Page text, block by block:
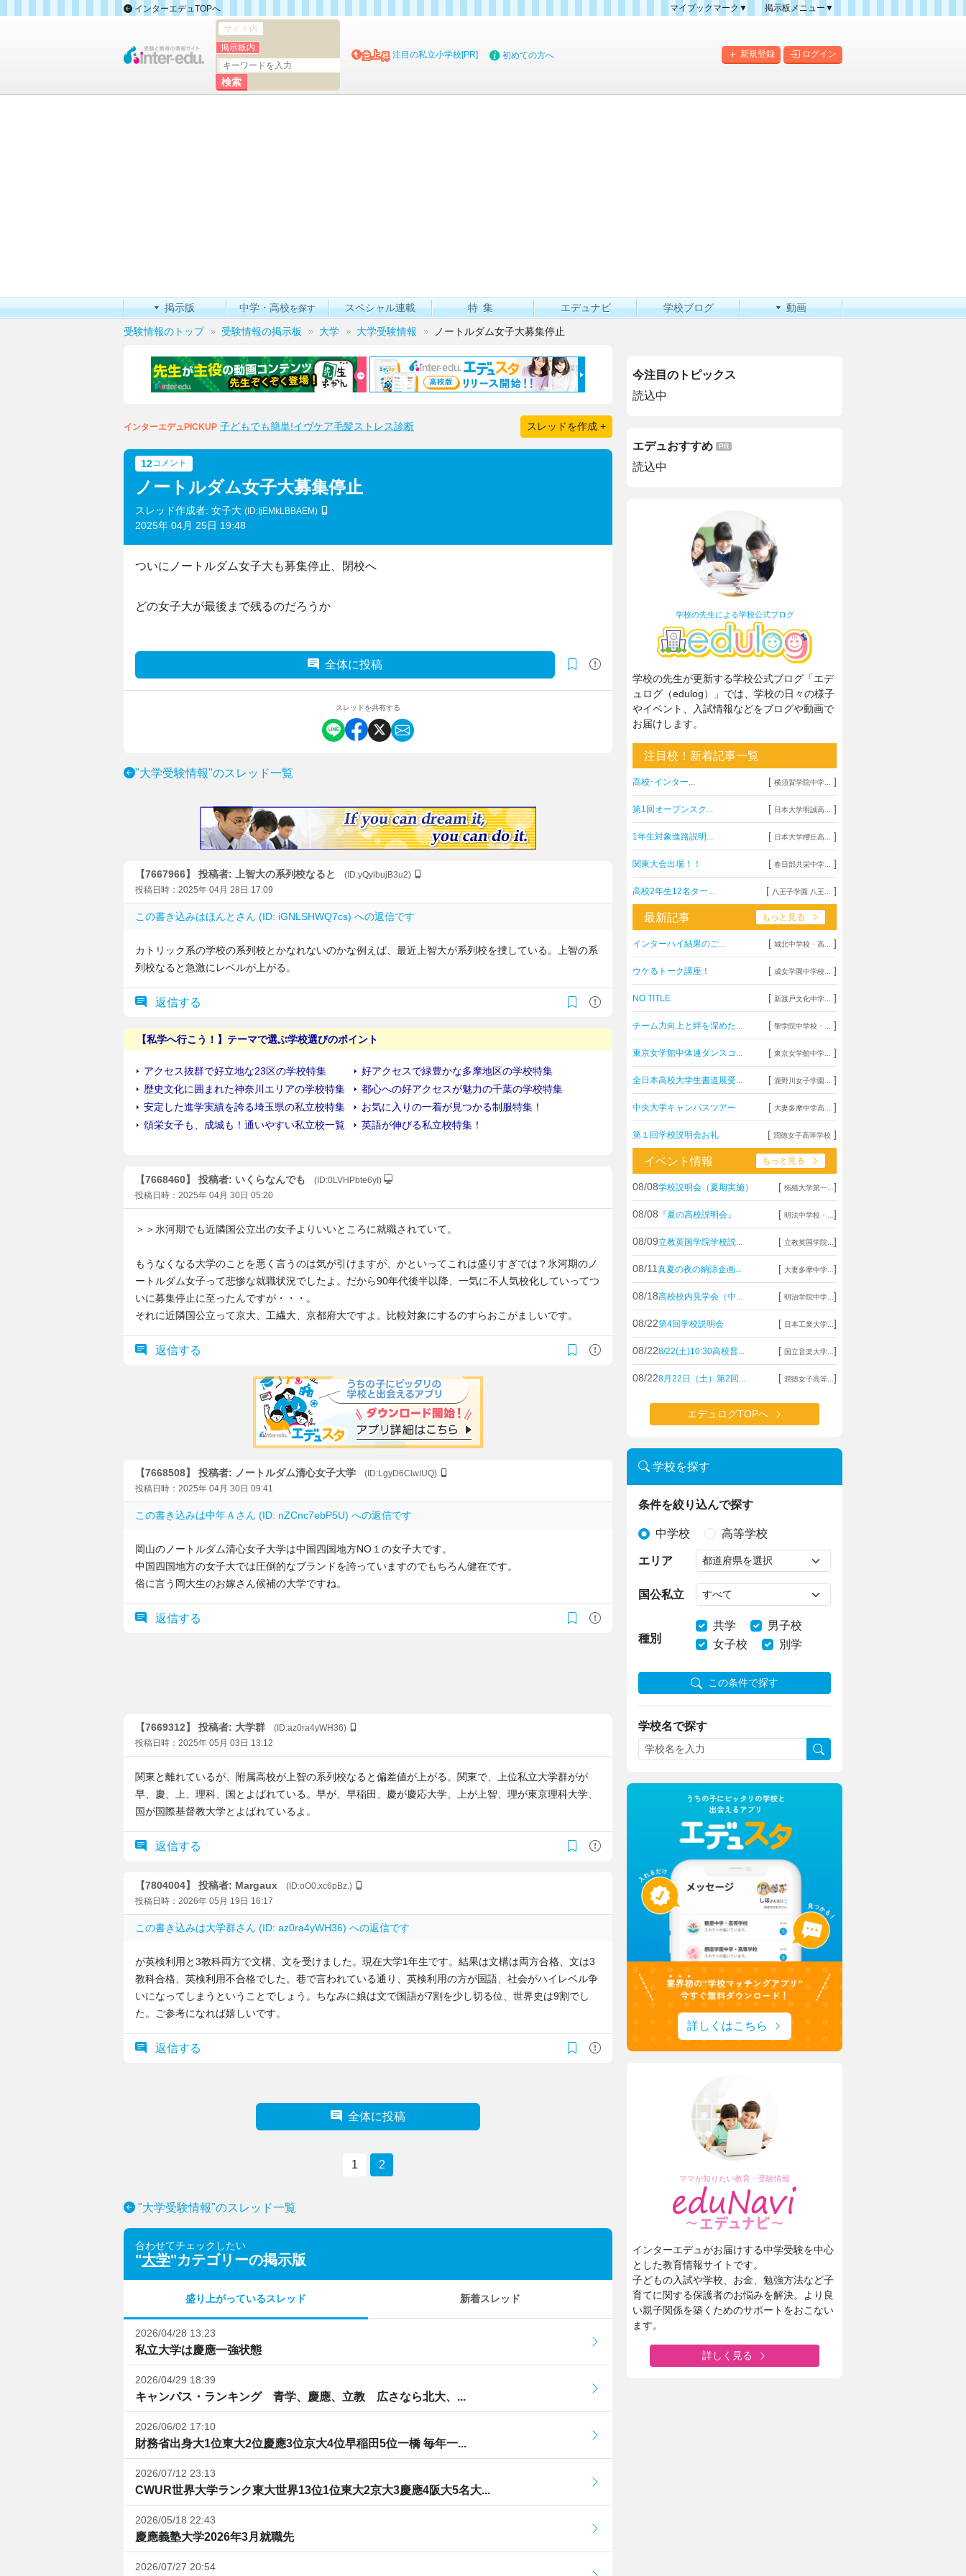
インターエデュTOPへ
マイブックマーク▼
掲示板メニュー▼
掲示板マップ
新規登録 ログイン
サイト内
掲示板内
注目の私立小学校[PR] 初めての方へ
掲示版 中学・高校を探す スペシャル連載 特集 エデュナビ 学校ブログ 動画
受験情報のトップ 受験情報の掲示板 大学 大学受験情報 ノートルダム女子大募集停止
インターエデュPICKUP 子どもでも簡単!イヴケア毛髪ストレス診断 スレッドを作成 +
12コメント
ノートルダム女子大募集停止
スレッド作成者: 女子大 (ID:IjEMkLBBAEM)
2025年 04月 25日 19:48
ついにノートルダム女子大も募集停止、閉校へ
どの女子大が最後まで残るのだろうか
全体に投稿
スレッドを共有する
"大学受験情報"のスレッド一覧
【7667966】 投稿者: 上智大の系列校なると
(ID:yQylbujB3u2)
投稿日時：2025年 04月 28日 17:09
この書き込みはほんと さん (ID: iGNLSHWQ7cs) への返信です
カトリック系の学校の系列校とかなれないのかな例えば、最近上智大が系列校を捜している。上智の系
列校なると急激にレベルが上がる。
返信する
【7668460】 投稿者: いくらなんでも
(ID:0LVHPbte6yI)
投稿日時：2025年 04月 30日 05:20
＞＞氷河期でも近隣国公立出の女子よりいいところに就職されていて。
もうなくなる大学のことを悪く言うのは気が引けますが、かといってこれは盛りすぎでは？氷河期のノ
ートルダム女子って悲惨な就職状況でしたよ。だから90年代後半以降、一気に不人気校化していってつ
いに募集停止に至ったんですが・・・。
それに近隣国公立って京大、工繊大、京都府大ですよ。比較対象にするのすらおこがましいです。
返信する
【7668508】 投稿者: ノートルダム清心女子大学
(ID:LgyD6ClwIUQ)
投稿日時：2025年 04月 30日 09:41
この書き込みは中年Ａ さん (ID: nZCnc7ebP5U) への返信です
岡山のノートルダム清心女子大学は中国四国地方NO１の女子大です。
中国四国地方の女子大では圧倒的なブランドを誇っていますのでもちろん健在です。
俗に言う岡大生のお嫁さん候補の大学ですね。
返信する
【7669312】 投稿者: 大学群
(ID:az0ra4yWH36)
投稿日時：2025年 05月 03日 13:12
関東と離れているが、附属高校が上智の系列校なると偏差値が上がる。関東で、上位私立大学群がが
早、慶、上、理科、国とよばれている。早が、早稲田、慶が慶応大学、上が上智、理が東京理科大学、
国が国際基督教大学とよばれているよ。
返信する
【7804004】 投稿者: Margaux
(ID:oO0.xc6pBz.)
投稿日時：2026年 05月 19日 16:17
この書き込みは大学群さん (ID: az0ra4yWH36) への返信です
が英検利用と3教科両方で文構、文を受けました。現在大学1年生です。結果は文構は両方合格、文は3
教科合格、英検利用不合格でした。巷で言われている通り、英検利用の方が国語、社会がハイレベル争
いになってしまうということでしょう。ちなみに娘は文で国語が7割を少し切る位、世界史は9割でし
た。ご参考になれば嬉しいです。
返信する
全体に投稿
1 2
"大学受験情報"のスレッド一覧
合わせてチェックしたい
"大学"カテゴリーの掲示版
盛り上がっているスレッド 新着スレッド
2026/04/28 13:23
私立大学は慶應一強状態
2026/04/29 18:39
キャンパス・ランキング 青学、慶應、立教 広さなら北大、...
2026/06/02 17:10
財務省出身大1位東大2位慶應3位京大4位早稲田5位一橋 毎年一...
2026/07/12 23:13
CWUR世界大学ランク東大世界13位1位東大2京大3慶應4阪大5名大...
2026/05/18 22:43
慶應義塾大学2026年3月就職先
2026/07/27 20:54
今注目のトピックス
読込中
エデュおすすめ
読込中
学校の先生による学校公式ブログ
学校の先生が更新する学校公式ブログ「エデ
ュログ（edulog）」では、学校の日々の様子
やイベント、入試情報などをブログや動画で
お届けします。
注目校！新着記事一覧
高校･インター... [ 横須賀学院中学... ]
第1回オープンスク... [ 日本大学明誠高... ]
1年生対象進路説明... [ 日本大学櫻丘高... ]
関東大会出場！！ [ 春日部共栄中学... ]
高校2年生12名ター... [ 八王子学園 八王... ]
最新記事 もっと見る
インターハイ結果のご... [ 城北中学校・高... ]
ウケるトーク講座！ [ 成女学園中学校... ]
NO TITLE [ 新渡戸文化中学... ]
チーム力向上と絆を深めた... [ 聖学院中学校・... ]
東京女学館中体連ダンスコ... [ 東京女学館中学... ]
全日本高校大学生書道展受... [ 瀧野川女子学園... ]
中央大学キャンパスツアー [ 大妻多摩中学高... ]
第１回学校説明会お礼 [ 潤徳女子高等学校 ]
イベント情報 もっと見る
08/08学校説明会（夏期実施） [ 拓殖大学第一... ]
08/08 『夏の高校説明会』 [ 明法中学校・... ]
08/09立教英国学院学校説... [ 立教英国学院... ]
08/11 真夏の夜の納涼企画... [ 大妻多摩中学... ]
08/18高校校内見学会（中... [ 明治学院中学... ]
08/22第4回学校説明会 [ 日本工業大学... ]
08/228/22(土)10:30高校普... [ 国立音楽大学... ]
08/228月22日（土）第2回... [ 潤徳女子高等... ]
エデュログTOPへ
学校を探す
条件を絞り込んで探す
中学校 高等学校
エリア
国公私立
種別
共学
男子校
女子校
別学
この条件で探す
学校名で探す
詳しくはこちら
ママが知りたい教育・受験情報
インターエデュがお届けする中学受験を中心
とした教育情報サイトです。
子どもの入試や学校、お金、勉強方法など子
育てに関する保護者のお悩みを解決。より良
い親子関係を築くためのサポートをおこない
ます。
詳しく見る